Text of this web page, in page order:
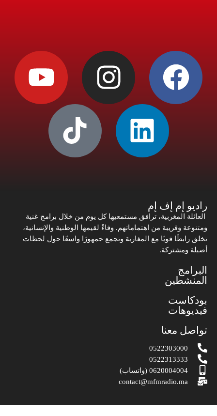
راديو إم إف إم
العائلة المغربية، ترافق مستمعيها كل يوم من خلال برامج غنية
ومتنوعة وقريبة من اهتماماتهم. وفاءً لقيمها الوطنية والإنسانية،
تخلق رابطًا قويًا مع المغاربة وتجمع جمهورًا واسعًا حول لحظات
أصيلة ومشتركة.
البرامج
المنشطين
بودكاست
فيديوهات
تواصل معنا
0522303000
0522313333
0620004004 (واتساب)
contact@mfmradio.ma